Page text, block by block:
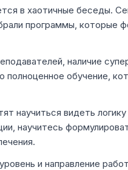
в хаотичные беседы.
программы, которые
наличие
полноценное обучение,
научиться видеть
научитесь
и направление